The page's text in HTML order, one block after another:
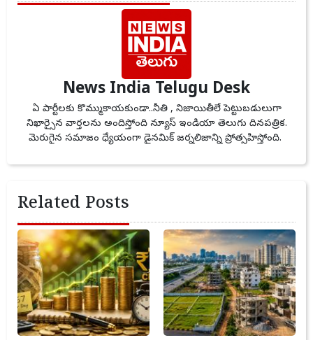
News India Telugu Desk
ఏ పార్టీలకు కొమ్ముకాయకుండా..నీతి , నిజాయితీలే పెట్టుబడులుగా
నిఖార్సైన వార్తలను అందిస్తోంది న్యూస్ ఇండియా తెలుగు దినపత్రిక.
మెరుగైన సమాజం ధ్యేయంగా డైనమిక్ జర్నలిజాన్ని ప్రోత్సహిస్తోంది.
Related Posts